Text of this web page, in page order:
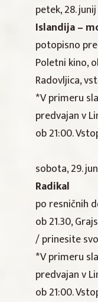
petek, 28. junij
Islandija –
potopisno
Poletni kino,
Radovljica,
*V primeru
predvajan v
ob 21:00.
sobota, 29.
Radikal
po resničnih
ob 21.30,
/ prinesite
*V primeru
predvajan v
ob 21:00.